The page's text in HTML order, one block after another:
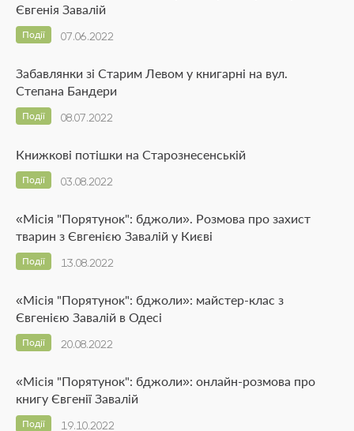
Євгенія Завалій
07.06.2022
Події
Забавлянки зі Старим Левом у книгарні на вул.
Степана Бандери
08.07.2022
Події
Книжкові потішки на Старознесенській
03.08.2022
Події
«Місія "Порятунок": бджоли». Розмова про захист
тварин з Євгенією Завалій у Києві
13.08.2022
Події
«Місія "Порятунок": бджоли»: майстер-клас з
Євгенією Завалій в Одесі
20.08.2022
Події
«Місія "Порятунок": бджоли»: онлайн-розмова про
книгу Євгенії Завалій
19.10.2022
Події